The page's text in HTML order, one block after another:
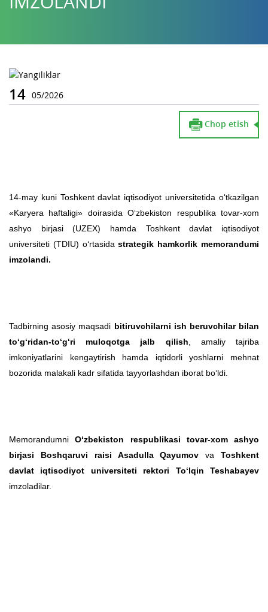
14 05/2026
Chop etish
14-may kuni Toshkent davlat iqtisodiyot universitetida o‘tkazilgan
«Karyera haftaligi» doirasida O‘zbekiston respublika tovar-xom
ashyo birjasi (UZEX) hamda Toshkent davlat iqtisodiyot
universiteti (TDIU) o‘rtasidastrategik hamkorlik memorandumi
imzolandi.
Tadbirning asosiy maqsadi bitiruvchilarni ish beruvchilar bilan
to‘g‘ridan-to‘g‘ri muloqotga jalb qilish, amaliy tajriba
imkoniyatlarini kengaytirish hamda iqtidorli yoshlarni mehnat
bozorida malakali kadr sifatida tayyorlashdan iborat bo‘ldi.
MemorandumniO‘zbekiston respublikasi tovar-xom ashyo
birjasi Boshqaruvi raisi Asadulla Qayumov vaToshkent
davlat iqtisodiyot universiteti rektori To‘lqin Teshabayev
imzoladilar.